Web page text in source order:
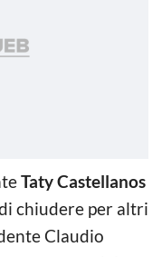
Taty Castellanos
chiudere per altri
Claudio